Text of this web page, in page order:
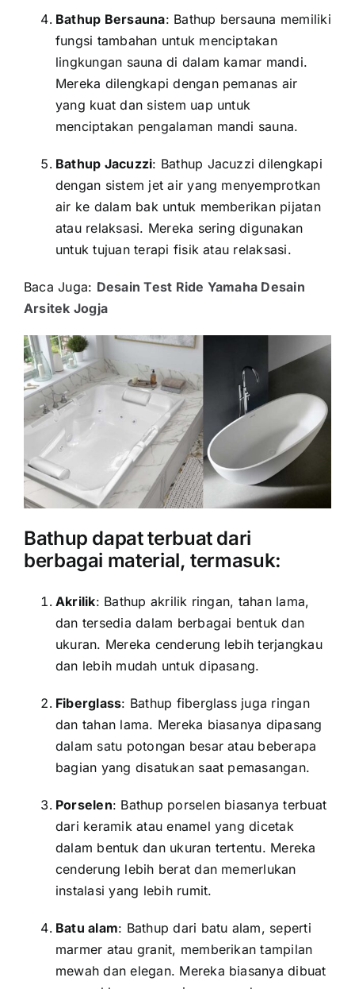
Bathup Bersauna: Bathup bersauna memiliki
fungsi tambahan untuk menciptakan
lingkungan sauna di dalam kamar mandi.
Mereka dilengkapi dengan pemanas air
yang kuat dan sistem uap untuk
menciptakan pengalaman mandi sauna.
Bathup Jacuzzi: Bathup Jacuzzi dilengkapi
dengan sistem jet air yang menyemprotkan
air ke dalam bak untuk memberikan pijatan
atau relaksasi. Mereka sering digunakan
untuk tujuan terapi fisik atau relaksasi.
Baca Juga: Desain Test Ride Yamaha Desain
Arsitek Jogja
Bathup dapat terbuat dari
berbagai material, termasuk:
Akrilik: Bathup akrilik ringan, tahan lama,
dan tersedia dalam berbagai bentuk dan
ukuran. Mereka cenderung lebih terjangkau
dan lebih mudah untuk dipasang.
Fiberglass: Bathup fiberglass juga ringan
dan tahan lama. Mereka biasanya dipasang
dalam satu potongan besar atau beberapa
bagian yang disatukan saat pemasangan.
Porselen: Bathup porselen biasanya terbuat
dari keramik atau enamel yang dicetak
dalam bentuk dan ukuran tertentu. Mereka
cenderung lebih berat dan memerlukan
instalasi yang lebih rumit.
Batu alam: Bathup dari batu alam, seperti
marmer atau granit, memberikan tampilan
mewah dan elegan. Mereka biasanya dibuat